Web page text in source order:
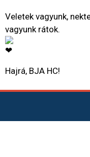
Veletek vagyunk,
vagyunk rátok.
Hajrá, BJA HC!